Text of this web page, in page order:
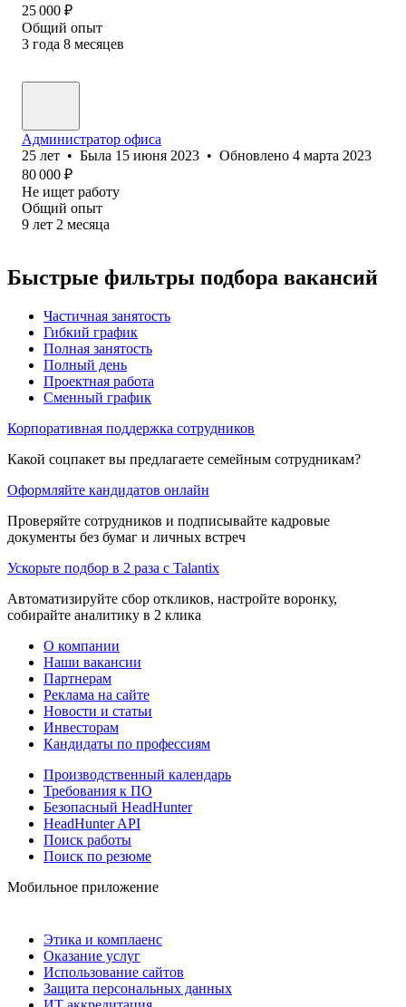
25 000 ₽
Общий опыт
3 года 8 месяцев
Администратор офиса
25 лет • Была 15 июня 2023 • Обновлено 4 марта 2023
80 000 ₽
Не ищет работу
Общий опыт
9 лет 2 месяца
Быстрые фильтры подбора вакансий
Частичная занятость
Гибкий график
Полная занятость
Полный день
Проектная работа
Сменный график
Корпоративная поддержка сотрудников
Какой соцпакет вы предлагаете семейным сотрудникам?
Оформляйте кандидатов онлайн
Проверяйте сотрудников и подписывайте кадровые
документы без бумаг и личных встреч
Ускорьте подбор в 2 раза с Talantix
Автоматизируйте сбор откликов, настройте воронку,
собирайте аналитику в 2 клика
О компании
Наши вакансии
Партнерам
Реклама на сайте
Новости и статьи
Инвесторам
Кандидаты по профессиям
Производственный календарь
Требования к ПО
Безопасный HeadHunter
HeadHunter API
Поиск работы
Поиск по резюме
Мобильное приложение
Этика и комплаенс
Оказание услуг
Использование сайтов
Защита персональных данных